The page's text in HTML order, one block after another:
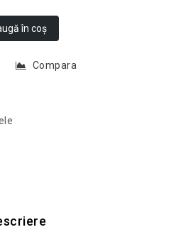
în coș
Compara